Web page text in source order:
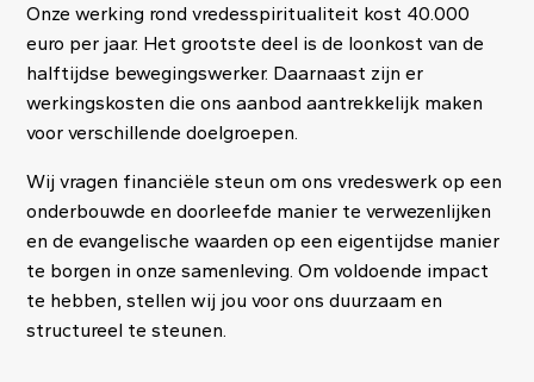
Onze werking rond vredesspiritualiteit kost 40.000
euro per jaar. Het grootste deel is de loonkost van de
halftijdse bewegingswerker. Daarnaast zijn er
werkingskosten die ons aanbod aantrekkelijk maken
voor verschillende doelgroepen.
Wij vragen financiële steun om ons vredeswerk op een
onderbouwde en doorleefde manier te verwezenlijken
en de evangelische waarden op een eigentijdse manier
te borgen in onze samenleving. Om voldoende impact
te hebben, stellen wij jou voor ons duurzaam en
structureel te steunen.